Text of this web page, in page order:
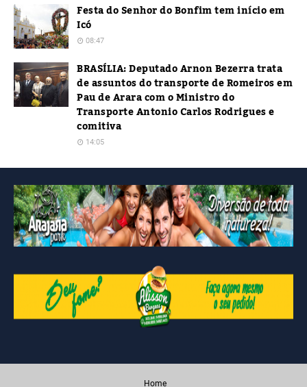
Festa do Senhor do Bonfim tem início em
Icó
08:47
BRASÍLIA: Deputado Arnon Bezerra trata
de assuntos do transporte de Romeiros em
Pau de Arara com o Ministro do
Transporte Antonio Carlos Rodrigues e
comitiva
14:05
Home